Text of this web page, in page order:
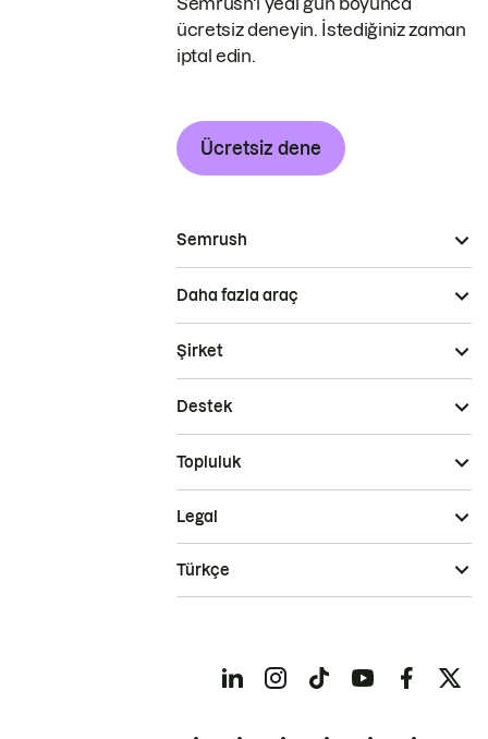
ücretsiz deneyin. İstediğiniz zaman
iptal edin.
Ücretsiz dene
Semrush
Daha fazla araç
Şirket
Destek
Topluluk
Legal
Türkçe